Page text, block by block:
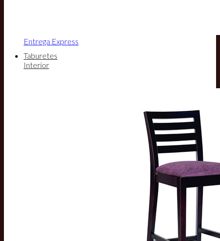
Entrega Express
Taburetes
Interior